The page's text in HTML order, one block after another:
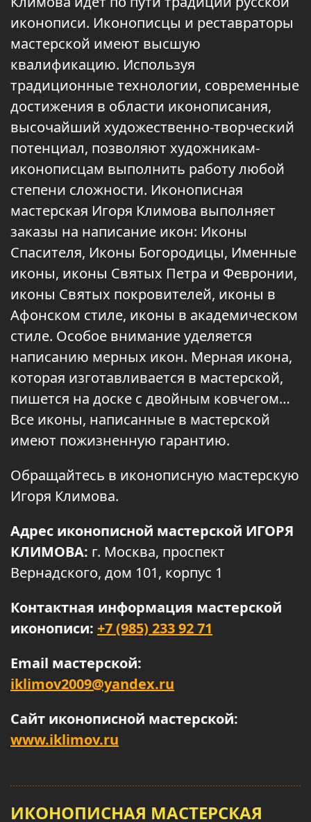
иконописи. Иконописцы и реставраторы
мастерской имеют высшую
квалификацию. Используя
традиционные технологии, современные
достижения в области иконописания,
высочайший художественно-творческий
потенциал, позволяют художникам-
иконописцам выполнить работу любой
степени сложности. Иконописная
мастерская Игоря Климова выполняет
заказы на написание икон: Иконы
Спасителя, Иконы Богородицы, Именные
иконы, иконы Святых Петра и Февронии,
иконы Святых покровителей, иконы в
Афонском стиле, иконы в академическом
стиле. Особое внимание уделяется
написанию мерных икон. Мерная икона,
которая изготавливается в мастерской,
пишется на доске с двойным ковчегом…
Все иконы, написанные в мастерской
имеют пожизненную гарантию.
Обращайтесь в иконописную мастерскую
Игоря Климова.
Адрес иконописной мастерской ИГОРЯ
КЛИМОВА: г. Москва, проспект
Вернадского, дом 101, корпус 1
Контактная информация мастерской
иконописи: +7 (985) 233 92 71
Email мастерской:
iklimov2009@yandex.ru
Сайт иконописной мастерской:
www.iklimov.ru
ИКОНОПИСНАЯ МАСТЕРСКАЯ